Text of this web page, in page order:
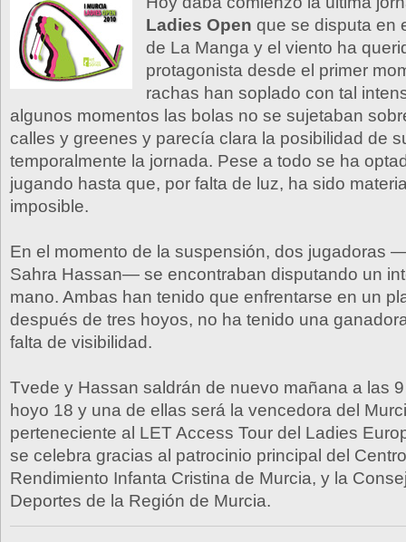
Ladies Open que se disputa en
de La Manga y el viento ha
protagonista desde el primer
rachas han soplado con tal
algunos momentos las bolas no se sujetaban
calles y greenes y parecía clara la posibilidad de
temporalmente la jornada. Pese a todo se ha
jugando hasta que, por falta de luz, ha sido
imposible.
En el momento de la suspensión, dos jugadoras
Sahra Hassan— se encontraban disputando un
mano. Ambas han tenido que enfrentarse en un
después de tres hoyos, no ha tenido una
falta de visibilidad.
Tvede y Hassan saldrán de nuevo mañana a las
hoyo 18 y una de ellas será la vencedora del
perteneciente al LET Access Tour del Ladies
se celebra gracias al patrocinio principal del
Rendimiento Infanta Cristina de Murcia, y la
Deportes de la Región de Murcia.